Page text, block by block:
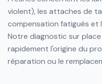
violent), les attaches de
compensation fatigués et
Notre diagnostic sur
rapidement l'origine du
réparation ou le